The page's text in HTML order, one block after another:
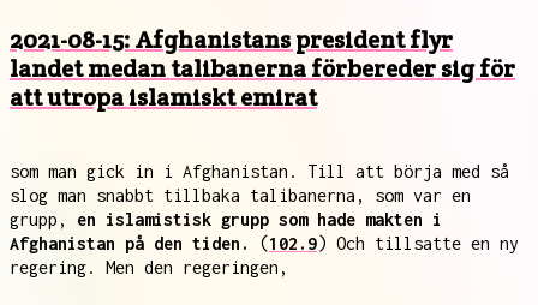
2021-08-15: Afghanistans president flyr
landet medan talibanerna förbereder sig för
att utropa islamiskt emirat
som man gick in i Afghanistan. Till att börja med så
slog man snabbt tillbaka talibanerna, som var en
grupp, en islamistisk grupp som hade makten i
Afghanistan på den tiden.
(102.9) Och tillsatte en ny
regering. Men den regeringen,